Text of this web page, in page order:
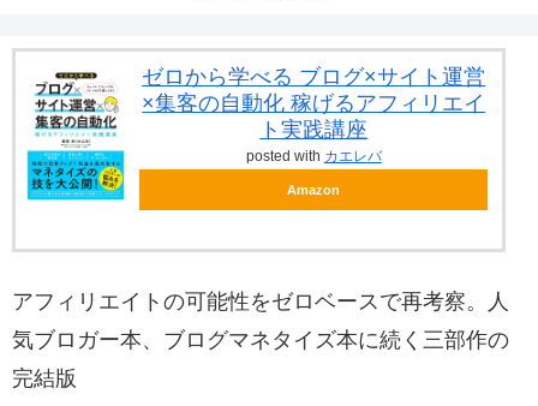
ゼロから学べる ブログ×サイト運営
×集客の自動化 稼げるアフィリエイ
ト実践講座
posted with カエレバ
Amazon
アフィリエイトの可能性をゼロベースで再考察。人
気ブロガー本、ブログマネタイズ本に続く三部作の
完結版